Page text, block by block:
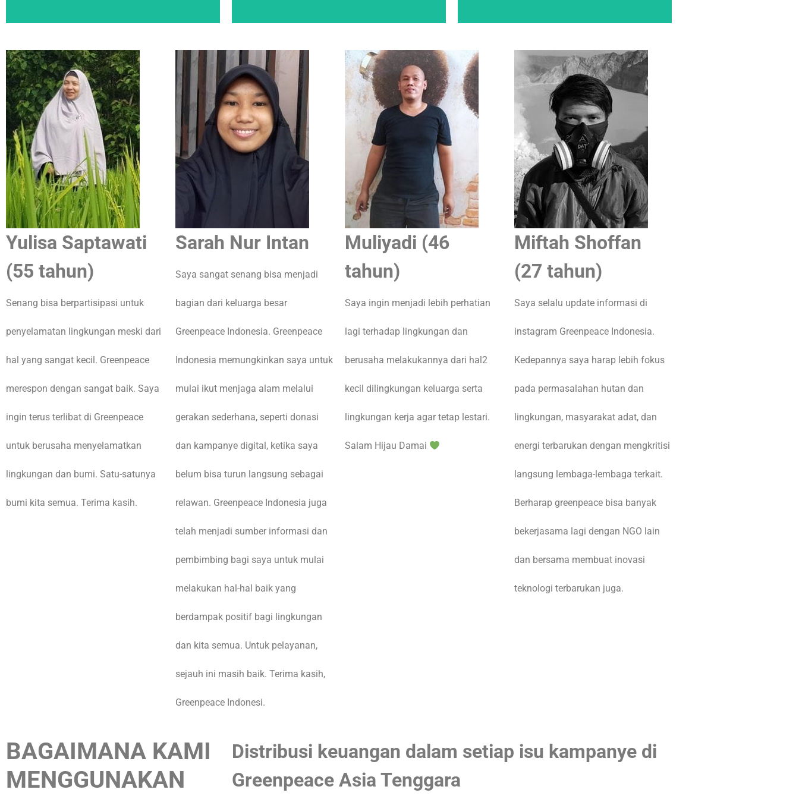
Yulisa Saptawati
(55 tahun)
Senang bisa berpartisipasi untuk
penyelamatan lingkungan meski dari
hal yang sangat kecil. Greenpeace
merespon dengan sangat baik. Saya
ingin terus terlibat di Greenpeace
untuk berusaha menyelamatkan
lingkungan dan bumi. Satu-satunya
bumi kita semua. Terima kasih.
Sarah Nur Intan
Saya sangat senang bisa menjadi
bagian dari keluarga besar
Greenpeace Indonesia. Greenpeace
Indonesia memungkinkan saya untuk
mulai ikut menjaga alam melalui
gerakan sederhana, seperti donasi
dan kampanye digital, ketika saya
belum bisa turun langsung sebagai
relawan. Greenpeace Indonesia juga
telah menjadi sumber informasi dan
pembimbing bagi saya untuk mulai
melakukan hal-hal baik yang
berdampak positif bagi lingkungan
dan kita semua. Untuk pelayanan,
sejauh ini masih baik. Terima kasih,
Greenpeace Indonesi.
Muliyadi (46
tahun)
Saya ingin menjadi lebih perhatian
lagi terhadap lingkungan dan
berusaha melakukannya dari hal2
kecil dilingkungan keluarga serta
lingkungan kerja agar tetap lestari.
Salam Hijau Damai
Miftah Shoffan
(27 tahun)
Saya selalu update informasi di
instagram Greenpeace Indonesia.
Kedepannya saya harap lebih fokus
pada permasalahan hutan dan
lingkungan, masyarakat adat, dan
energi terbarukan dengan mengkritisi
langsung lembaga-lembaga terkait.
Berharap greenpeace bisa banyak
bekerjasama lagi dengan NGO lain
dan bersama membuat inovasi
teknologi terbarukan juga.
BAGAIMANA KAMI
MENGGUNAKAN
Distribusi keuangan dalam setiap isu kampanye di
Greenpeace Asia Tenggara